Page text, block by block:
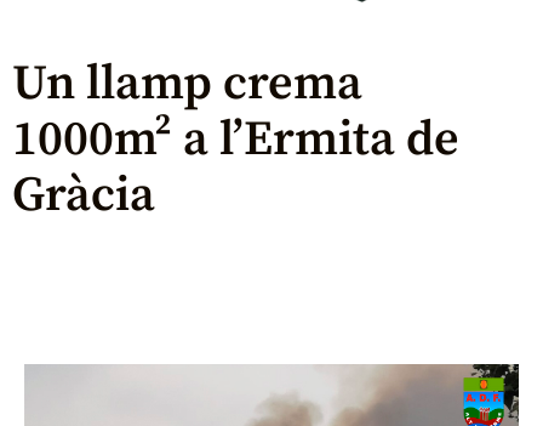
Un llamp crema
1000m² a l’Ermita de
Gràcia